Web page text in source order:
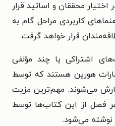
اختیار محققان و اساتید قرار
کاربردی مراحل گام به
قرار خواهد گرفت.
اشتراکی یا چند مؤلفی
هورین هستند که توسط
می‌شوند. مهم‌ترین مزیت
فصل از این کتاب‌ها توسط
می‌شود.